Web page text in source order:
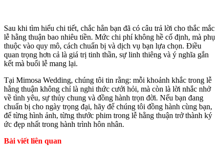
Sau khi tìm hiểu chi tiết, chắc hẳn bạn đã có câu trả lời cho thắc mắc
lễ hằng thuận bao nhiêu tiền. Mức chi phí không hề cố định, mà phụ
thuộc vào quy mô, cách chuẩn bị và dịch vụ bạn lựa chọn. Điều
quan trọng hơn cả là giá trị tinh thần, sự linh thiêng và ý nghĩa gắn
kết mà buổi lễ mang lại.
Tại Mimosa Wedding, chúng tôi tin rằng: mỗi khoảnh khắc trong lễ
hằng thuận không chỉ là nghi thức cưới hỏi, mà còn là lời nhắc nhở
về tình yêu, sự thủy chung và đồng hành trọn đời. Nếu bạn đang
chuẩn bị cho ngày trọng đại, hãy để chúng tôi đồng hành cùng bạn,
để từng hình ảnh, từng thước phim trong lễ hằng thuận trở thành ký
ức đẹp nhất trong hành trình hôn nhân.
Bài viết liên quan